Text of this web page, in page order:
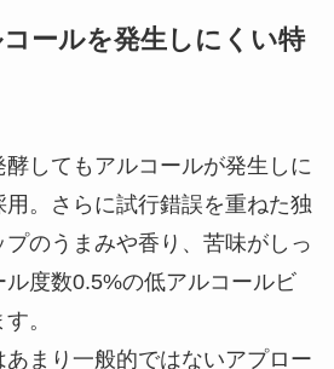
ールを発生しにくい特
してもアルコールが発生しに
用。さらに試行錯誤を重ねた独
のうまみや香り、苦味がしっ
度数0.5%の低アルコールビ
。
あまり一般的ではないアプロー